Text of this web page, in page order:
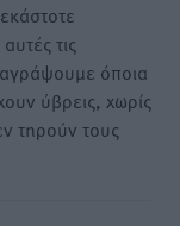
τις
όποια
ύβρεις, χωρίς
τηρούν τους